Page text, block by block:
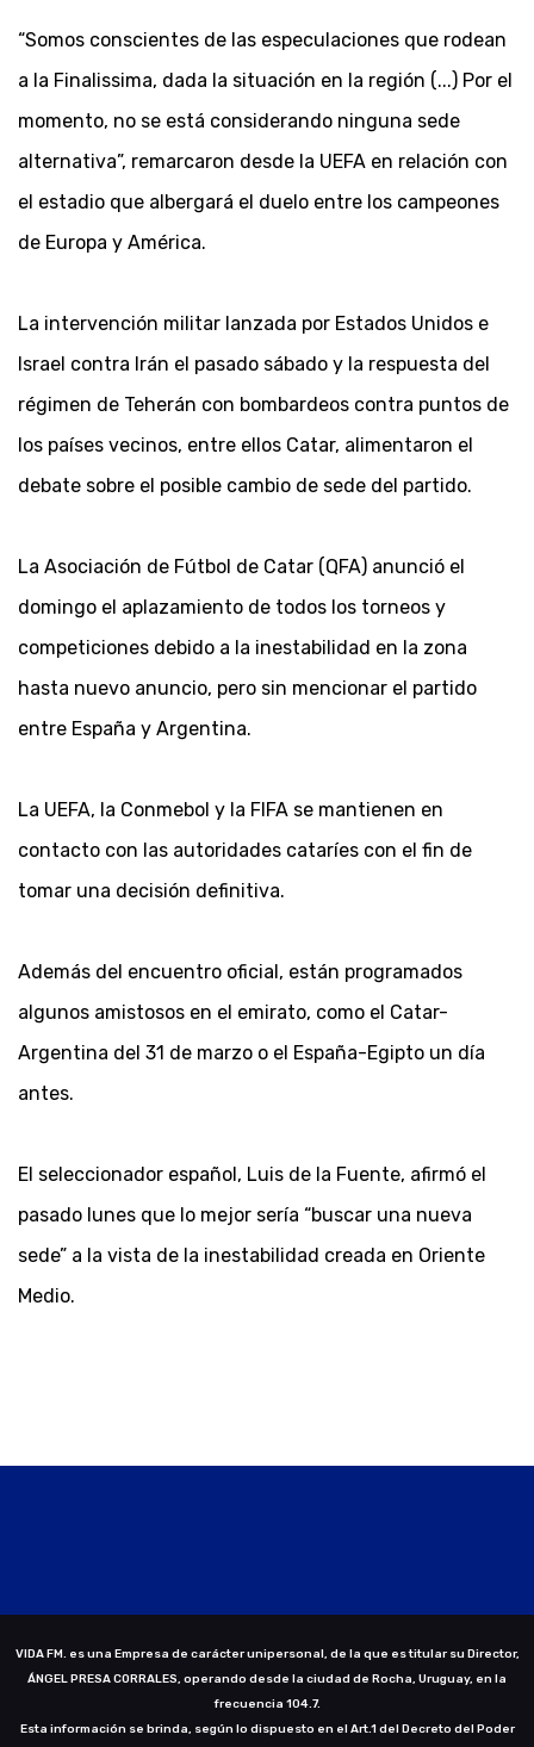
“Somos conscientes de las especulaciones que rodean
a la Finalissima, dada la situación en la región (...) Por el
momento, no se está considerando ninguna sede
alternativa”, remarcaron desde la UEFA en relación con
el estadio que albergará el duelo entre los campeones
de Europa y América.
La intervención militar lanzada por Estados Unidos e
Israel contra Irán el pasado sábado y la respuesta del
régimen de Teherán con bombardeos contra puntos de
los países vecinos, entre ellos Catar, alimentaron el
debate sobre el posible cambio de sede del partido.
La Asociación de Fútbol de Catar (QFA) anunció el
domingo el aplazamiento de todos los torneos y
competiciones debido a la inestabilidad en la zona
hasta nuevo anuncio, pero sin mencionar el partido
entre España y Argentina.
La UEFA, la Conmebol y la FIFA se mantienen en
contacto con las autoridades cataríes con el fin de
tomar una decisión definitiva.
Además del encuentro oficial, están programados
algunos amistosos en el emirato, como el Catar-
Argentina del 31 de marzo o el España-Egipto un día
antes.
El seleccionador español, Luis de la Fuente, afirmó el
pasado lunes que lo mejor sería “buscar una nueva
sede” a la vista de la inestabilidad creada en Oriente
Medio.
VIDA FM. es una Empresa de carácter unipersonal, de la que es titular su Director,
ÁNGEL PRESA CORRALES, operando desde la ciudad de Rocha, Uruguay, en la
frecuencia 104.7.
Esta información se brinda, según lo dispuesto en el Art.1 del Decreto del Poder